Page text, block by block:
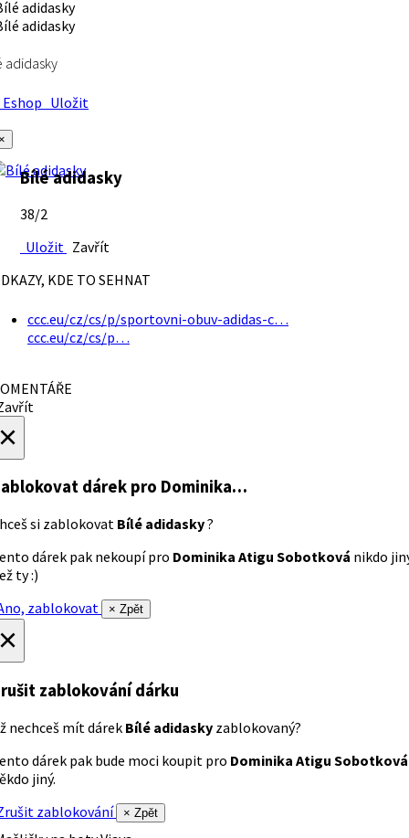
adidasky
Uložit
Bílé adidasky
38/2
Uložit Zavřít
KDE TO SEHNAT
ccc.eu/cz/cs/p/sportovni-obuv-adidas-c…
ccc.eu/cz/cs/p…
dárek pro Dominika…
si zablokovat Bílé adidasky?
dárek pak nekoupí pro Dominika Atigu Sobotková nikdo
ty :)
zablokovat
× Zpět
zablokování dárku
nechceš mít dárek Bílé adidasky zablokovaný?
dárek pak bude moci koupit pro Dominika Atigu Sobotková
jiný.
zablokování
× Zpět